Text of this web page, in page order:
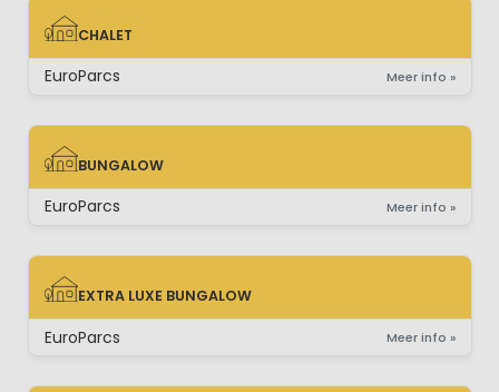
CHALET
CHALET
EuroParcs Meer info »
BUNGALOW
BUNGALOW
EuroParcs Meer info »
EXTRA LUXE BUNGALOW
EXTRA LUXE BUNGALOW
EuroParcs Meer info »